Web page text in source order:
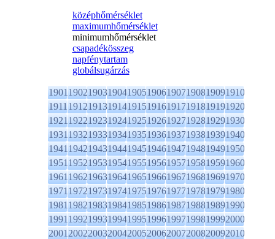
középhőmérséklet
maximumhőmérséklet
minimumhőmérséklet
csapadékösszeg
napfénytartam
globálsugárzás
1901190219031904190519061907190819091910
1911191219131914191519161917191819191920
1921192219231924192519261927192819291930
1931193219331934193519361937193819391940
1941194219431944194519461947194819491950
1951195219531954195519561957195819591960
1961196219631964196519661967196819691970
1971197219731974197519761977197819791980
1981198219831984198519861987198819891990
1991199219931994199519961997199819992000
2001200220032004200520062007200820092010